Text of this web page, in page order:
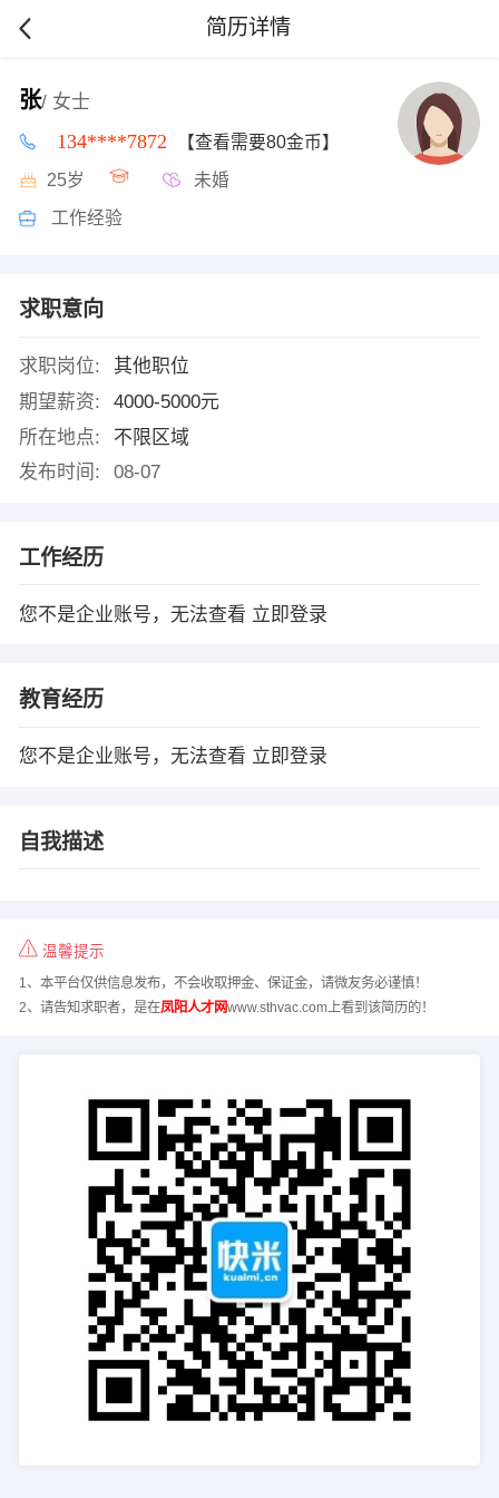
简历详情
张/ 女士
134****7872 【查看需要80金币】
25岁 未婚
工作经验
求职意向
求职岗位:
其他职位
期望薪资:
4000-5000元
所在地点:
不限区域
发布时间:
08-07
工作经历
您不是企业账号，无法查看 立即登录
教育经历
您不是企业账号，无法查看 立即登录
自我描述
温馨提示
1、本平台仅供信息发布，不会收取押金、保证金，请微友务必谨慎！
2、请告知求职者，是在凤阳人才网www.sthvac.com上看到该简历的！